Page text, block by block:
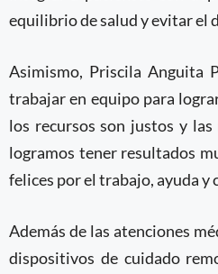
equilibrio de salud y evitar el
Asimismo, Priscila Anguita
trabajar en equipo para
los recursos son justos y
logramos tener resultados
felices por el trabajo, ayuda y
Además de las atenciones
dispositivos de cuidado